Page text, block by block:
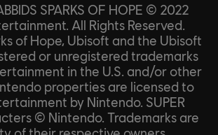
SPARKS OF HOPE © 2022
All Rights Reserved.
of Hope, Ubisoft and the Ubisoft
or unregistered trademarks
in the U.S. and/or other
properties are licensed to
by Nintendo. SUPER
© Nintendo. Trademarks are